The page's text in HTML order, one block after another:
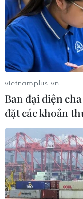
vietnamplus.vn
Ban đại diện
đặt các khoản